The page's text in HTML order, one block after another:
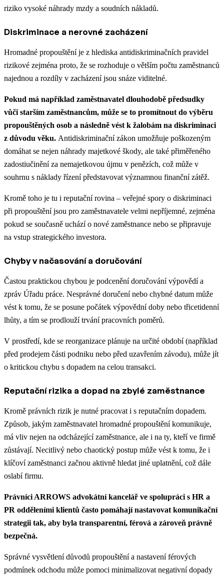
riziko vysoké náhrady mzdy a soudních nákladů.
Diskriminace a nerovné zacházení
Hromadné propouštění je z hlediska antidiskriminačních pravidel
rizikové zejména proto, že se rozhoduje o větším počtu zaměstnanců
najednou a rozdíly v zacházení jsou snáze viditelné.
Pokud má například zaměstnavatel dlouhodobě předsudky
vůči starším zaměstnancům, může se to promítnout do výběru
propouštěných osob a následně vést k žalobám na diskriminaci
z důvodu věku. Antidiskriminační zákon umožňuje poškozeným
domáhat se nejen náhrady majetkové škody, ale také přiměřeného
zadostiučinění za nemajetkovou újmu v penězích, což může v
souhrnu s náklady řízení představovat významnou finanční zátěž.
Kromě toho je tu i reputační rovina – veřejné spory o diskriminaci
při propouštění jsou pro zaměstnavatele velmi nepříjemné, zejména
pokud se současně uchází o nové zaměstnance nebo se připravuje
na vstup strategického investora.
Chyby v načasování a doručování
Častou praktickou chybou je podcenění doručování výpovědí a
zpráv Úřadu práce. Nesprávné doručení nebo chybné datum může
vést k tomu, že se posune počátek výpovědní doby nebo třicetidenní
lhůty, a tím se prodlouží trvání pracovních poměrů.
V prostředí, kde se reorganizace plánuje na určité období (například
před prodejem části podniku nebo před uzavřením závodu), může jít
o kritickou chybu s dopadem na celou transakci.
Reputační rizika a dopad na zbylé zaměstnance
Kromě právních rizik je nutné pracovat i s reputačním dopadem.
Způsob, jakým zaměstnavatel hromadné propouštění komunikuje,
má vliv nejen na odcházející zaměstnance, ale i na ty, kteří ve firmě
zůstávají. Necitlivý nebo chaotický postup může vést k tomu, že i
klíčoví zaměstnanci začnou aktivně hledat jiné uplatnění, což dále
oslabí firmu.
Právníci ARROWS advokátní kancelář ve spolupráci s HR a
PR odděleními klientů často pomáhají nastavovat komunikační
strategii tak, aby byla transparentní, férová a zároveň právně
bezpečná.
Správné vysvětlení důvodů propouštění a nastavení férových
podmínek odchodu může pomoci minimalizovat negativní dopady